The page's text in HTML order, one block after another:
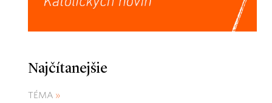
Najčítanejšie
TÉMA